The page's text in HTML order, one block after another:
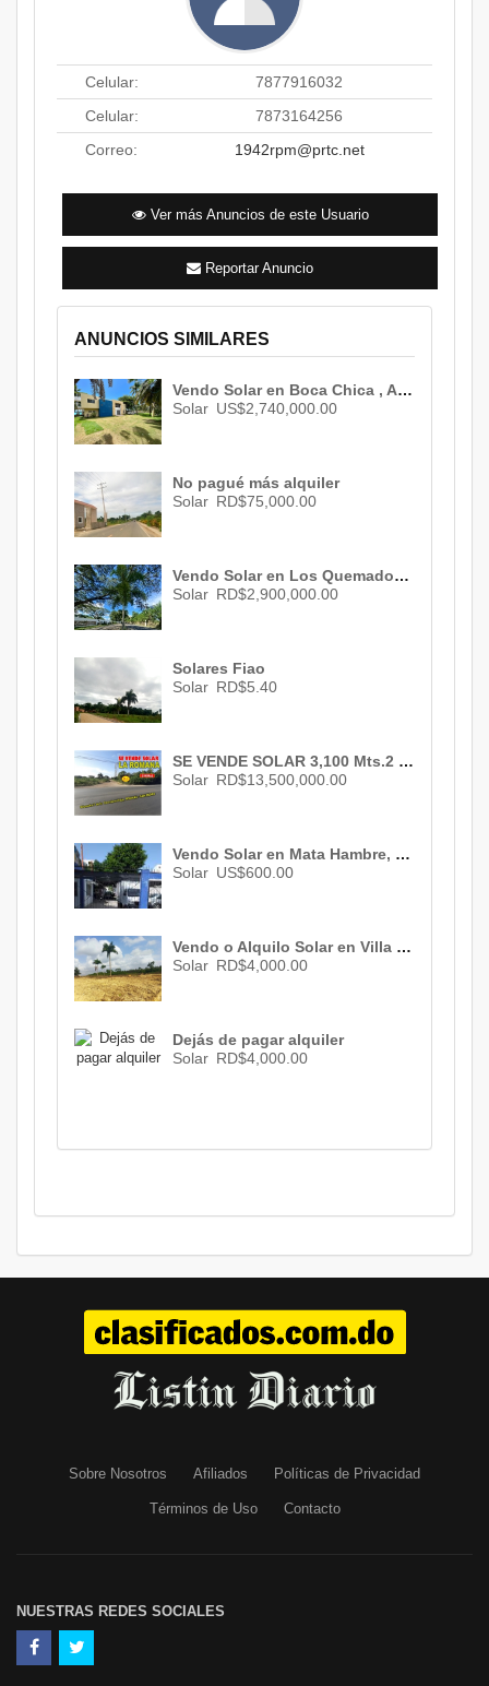
Celular:
7877916032
Celular:
7873164256
Correo:
1942rpm@prtc.net
Ver más Anuncios de este Usuario
Reportar Anuncio
ANUNCIOS SIMILARES
Vendo Solar en Boca Chica , Andres Boca Chica ID 3112
Solar US$2,740,000.00
No pagué más alquiler
Solar RD$75,000.00
Vendo Solar en Los Quemados , Bonao , RD$ 2,808,000.00
Solar RD$2,900,000.00
Solares Fiao
Solar RD$5.40
SE VENDE SOLAR 3,100 Mts.2 en EL Km. 7, ROMANA, Carretera ROMANA – SAN PEDRO DE MACORIS... EN LA MISMA CARRETERA, IDEAL PARA N, RD$ 13,500,000.00
Solar RD$13,500,000.00
Vendo Solar en Mata Hambre, Santo Domingo, US$ 600.00 el mt2
Solar US$600.00
Vendo o Alquilo Solar en Villa Mella , Santo Domingo , RD$ 4,000.00
Solar RD$4,000.00
Dejás de pagar alquiler
Solar RD$4,000.00
Sobre Nosotros Afiliados Políticas de Privacidad
Términos de Uso Contacto
NUESTRAS REDES SOCIALES